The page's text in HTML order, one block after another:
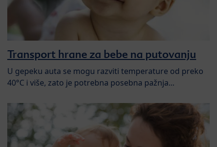
Transport hrane za bebe na putovanju
U gepeku auta se mogu razviti temperature od preko
40°C i više, zato je potrebna posebna pažnja...